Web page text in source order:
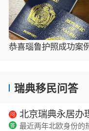
瑞典移民问答
最近两年北欧身份的